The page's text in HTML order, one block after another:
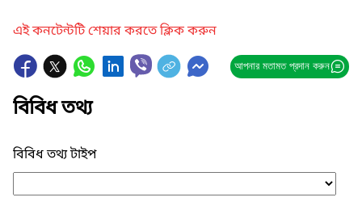
এই কনটেন্টটি শেয়ার করতে ক্লিক করুন
আপনার মতামত প্রদান করুন
বিবিধ তথ্য
বিবিধ তথ্য টাইপ